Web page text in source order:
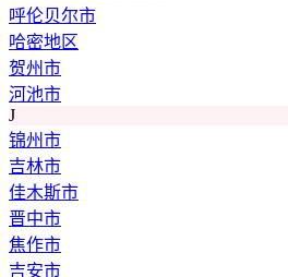
呼伦贝尔市
哈密地区
贺州市
河池市
J
锦州市
吉林市
佳木斯市
晋中市
焦作市
吉安市